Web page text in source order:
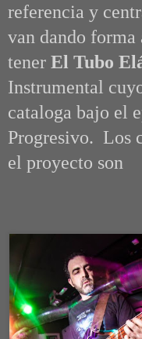
referencia y
van dando
tener El Tubo
Instrumental
cataloga bajo el
Progresivo. Los
el proyecto son